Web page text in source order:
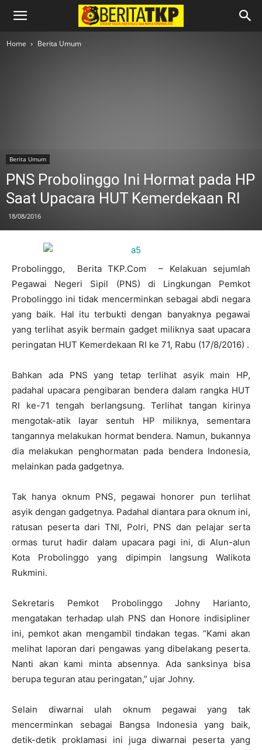
Home Berita Umum
Berita Umum
PNS Probolinggo Ini Hormat pada HP
Saat Upacara HUT Kemerdekaan RI
18/08/2016
Probolinggo, Berita TKP.Com – Kelakuan sejumlah
Pegawai Negeri Sipil (PNS) di Lingkungan Pemkot
Probolinggo ini tidak mencerminkan sebagai abdi negara
yang baik. Hal itu terbukti dengan banyaknya pegawai
yang terlihat asyik bermain gadget miliknya saat upacara
peringatan HUT Kemerdekaan RI ke 71, Rabu (17/8/2016) .
Bahkan ada PNS yang tetap terlihat asyik main HP,
padahal upacara pengibaran bendera dalam rangka HUT
RI ke-71 tengah berlangsung. Terlihat tangan kirinya
mengotak-atik layar sentuh HP miliknya, sementara
tangannya melakukan hormat bendera. Namun, bukannya
dia melakukan penghormatan pada bendera Indonesia,
melainkan pada gadgetnya.
Tak hanya oknum PNS, pegawai honorer pun terlihat
asyik dengan gadgetnya. Padahal diantara para oknum ini,
ratusan peserta dari TNI, Polri, PNS dan pelajar serta
ormas turut hadir dalam upacara pagi ini, di Alun-alun
Kota Probolinggo yang dipimpin langsung Walikota
Rukmini.
Sekretaris Pemkot Probolinggo Johny Harianto,
mengatakan terhadap ulah PNS dan Honore indisipliner
ini, pemkot akan mengambil tindakan tegas. “Kami akan
melihat laporan dari pengawas yang dibelakang peserta.
Nanti akan kami minta absennya. Ada sanksinya bisa
berupa teguran atau peringatan,” ujar Johny.
Selain diwarnai ulah oknum pegawai yang tak
mencerminkan sebagai Bangsa Indonesia yang baik,
detik-detik proklamasi ini juga diwarnai peserta yang